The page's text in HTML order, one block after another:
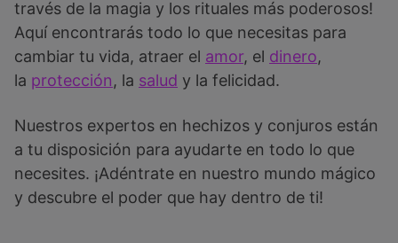
través de la magia y los rituales más poderosos!
Aquí encontrarás todo lo que necesitas para
cambiar tu vida, atraer el amor, el dinero,
la protección, la salud y la felicidad.
Nuestros expertos en hechizos y conjuros están
a tu disposición para ayudarte en todo lo que
necesites. ¡Adéntrate en nuestro mundo mágico
y descubre el poder que hay dentro de ti!